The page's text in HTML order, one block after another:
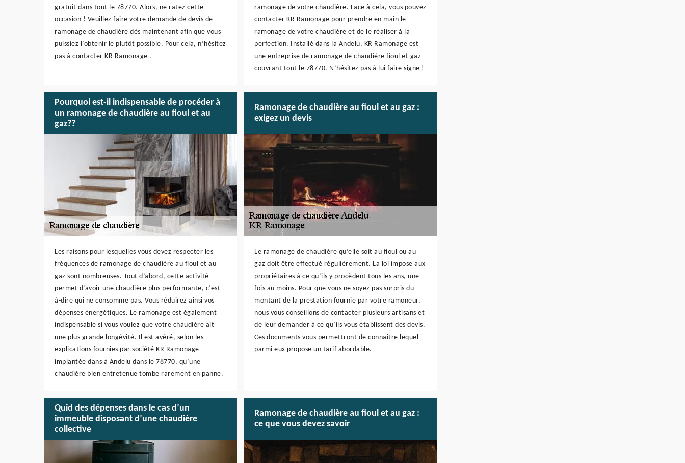
gratuit dans tout le 78770. Alors, ne ratez cette
occasion ! Veuillez faire votre demande de devis de
ramonage de chaudière dès maintenant afin que vous
puissiez l’obtenir le plutôt possible. Pour cela, n’hésitez
pas à contacter KR Ramonage .
ramonage de votre chaudière. Face à cela, vous pouvez
contacter KR Ramonage pour prendre en main le
ramonage de votre chaudière et de le réaliser à la
perfection. Installé dans la Andelu, KR Ramonage est
une entreprise de ramonage de chaudière fioul et gaz
couvrant tout le 78770. N’hésitez pas à lui faire signe !
Pourquoi est-il indispensable de procéder à
un ramonage de chaudière au fioul et au
gaz??
Les raisons pour lesquelles vous devez respecter les
fréquences de ramonage de chaudière au fioul et au
gaz sont nombreuses. Tout d’abord, cette activité
permet d’avoir une chaudière plus performante, c’est-
à-dire qui ne consomme pas. Vous réduirez ainsi vos
dépenses énergétiques. Le ramonage est également
indispensable si vous voulez que votre chaudière ait
une plus grande longévité. Il est avéré, selon les
explications fournies par société KR Ramonage
implantée dans à Andelu dans le 78770, qu’une
chaudière bien entretenue tombe rarement en panne.
Ramonage de chaudière au fioul et au gaz :
exigez un devis
Le ramonage de chaudière qu’elle soit au fioul ou au
gaz doit être effectué régulièrement. La loi impose aux
propriétaires à ce qu’ils y procèdent tous les ans, une
fois au moins. Pour que vous ne soyez pas surpris du
montant de la prestation fournie par votre ramoneur,
nous vous conseillons de contacter plusieurs artisans et
de leur demander à ce qu’ils vous établissent des devis.
Ces documents vous permettront de connaître lequel
parmi eux propose un tarif abordable.
Quid des dépenses dans le cas d’un
immeuble disposant d’une chaudière
collective
Ramonage de chaudière au fioul et au gaz :
ce que vous devez savoir